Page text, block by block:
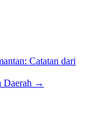
Catatan dari
Daerah →